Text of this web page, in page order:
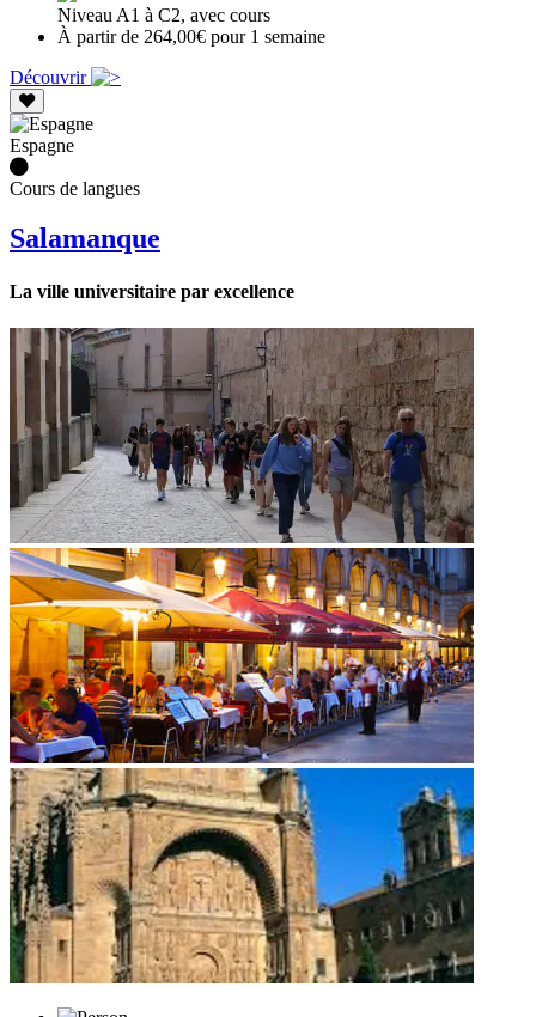
Niveau A1 à C2, avec cours
À partir de 264,00€ pour 1 semaine
Découvrir
Espagne
Cours de langues
Salamanque
La ville universitaire par excellence